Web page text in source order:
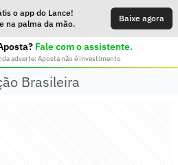
o app do Lance!
na palma da mão.
Baixe agora
Fale com o assistente.
adverte: Aposta não é investimento
Brasileira